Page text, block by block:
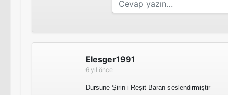
Elesger1991
6 yıl önce
Dursune Şirin i Reşit Baran seslendirmiştir